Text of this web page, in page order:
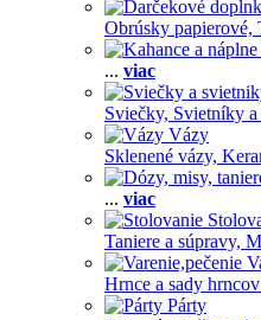
Obrúsky papierové,
... viac
Sviečky, Svietníky
Vázy
Sklenené vázy,
... viac
Taniere a súpravy,
Hrnce a sady
Párty